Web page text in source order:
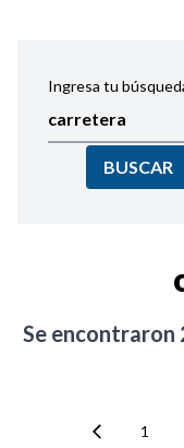
Ingresa tu
BUSCAR
Se encontraron
1